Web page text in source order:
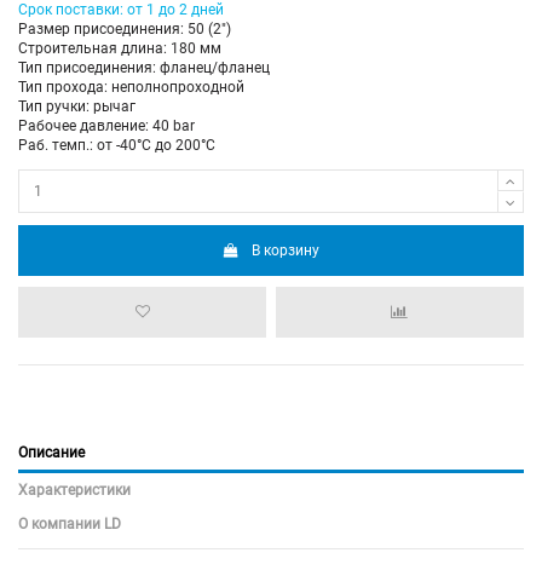
Срок поставки: от 1 до 2 дней
Размер присоединения: 50 (2")
Строительная длина: 180 мм
Тип присоединения: фланец/фланец
Тип прохода: неполнопроходной
Тип ручки: рычаг
Рабочее давление: 40 bar
Раб. темп.: от -40°C до 200°C
В корзину
Описание
Характеристики
О компании LD